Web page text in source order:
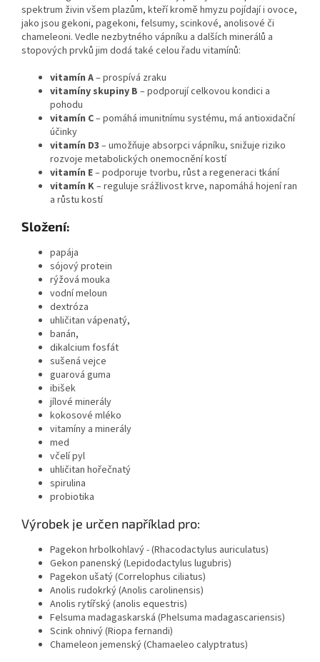
spektrum živin všem plazům, kteří kromě hmyzu pojídají i ovoce,
jako jsou gekoni, pagekoni, felsumy, scinkové, anolisové či
chameleoni. Vedle nezbytného vápníku a dalších minerálů a
stopových prvků jim dodá také celou řadu vitamínů:
vitamín A– prospívá zraku
vitamíny skupiny B – podporují celkovou kondici a
pohodu
vitamín C– pomáhá imunitnímu systému, má antioxidační
účinky
vitamín D3 – umožňuje absorpci vápníku, snižuje riziko
rozvoje metabolických onemocnění kostí
vitamín E– podporuje tvorbu, růst a regeneraci tkání
vitamín K– reguluje srážlivost krve, napomáhá hojení ran
a růstu kostí
Složení:
papája
sójový protein
rýžová mouka
vodní meloun
dextróza
uhličitan vápenatý,
banán,
dikalcium fosfát
sušená vejce
guarová guma
ibišek
jílové minerály
kokosové mléko
vitamíny a minerály
med
včelí pyl
uhličitan hořečnatý
spirulina
probiotika
Výrobek je určen například pro:
Pagekon hrbolkohlavý - (Rhacodactylus auriculatus)
Gekon panenský (Lepidodactylus lugubris)
Pagekon ušatý (Correlophus ciliatus)
Anolis rudokrký (Anolis carolinensis)
Anolis rytířský (anolis equestris)
Felsuma madagaskarská (Phelsuma madagascariensis)
Scink ohnivý (Riopa fernandi)
Chameleon jemenský (Chamaeleo calyptratus)